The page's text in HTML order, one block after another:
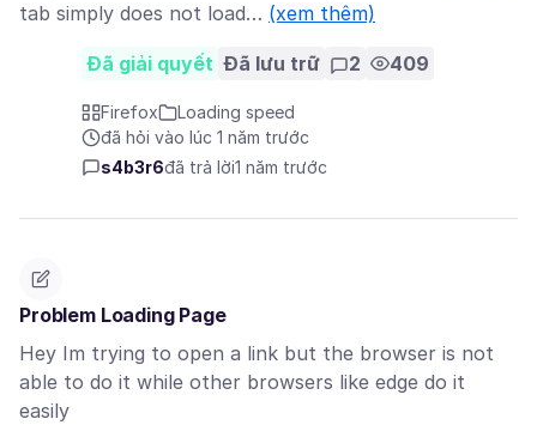
tab simply does not load… (xem thêm)
Đã giải quyết Đã lưu trữ 2 409
Firefox
Loading speed
đã hỏi vào lúc 1 năm trước
s4b3r6đã trả lời1 năm trước
Problem Loading Page
Hey Im trying to open a link but the browser is not
able to do it while other browsers like edge do it
easily